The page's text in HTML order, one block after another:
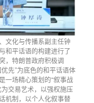
文化与传播系副主任钟
和平话语的构建进行了
，特朗普政府积极调
先”为底色的和平话语体
一场精心策划的“叙事战
交易艺术，以强权施压
机制，以个人化叙事替